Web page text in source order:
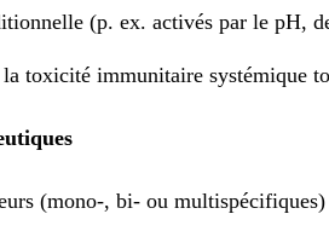
(p. ex. activés par le pH,
toxicité immunitaire systémique
(mono-, bi- ou